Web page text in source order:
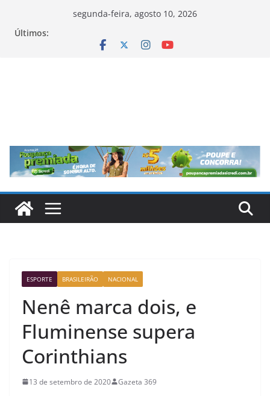
segunda-feira, agosto 10, 2026
Últimos:
ESPORTE BRASILEIRÃO NACIONAL
Nenê marca dois, e
Fluminense supera
Corinthians
13 de setembro de 2020 Gazeta 369